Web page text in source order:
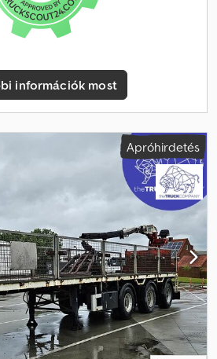
Kiterjedt szolgáltatásainkkal egyedi
teljes körű szerviz- és telematikai
Szívesen segítünk Önnek. Cedpfeznrd
információk most
Apróhirdetés